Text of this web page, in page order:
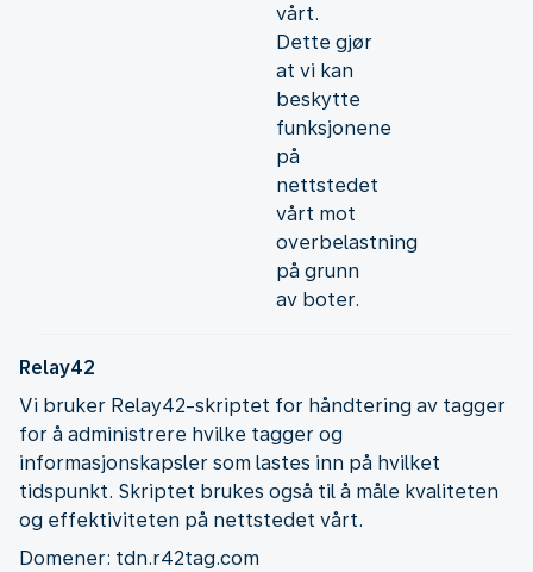
vårt.
Dette gjør
at vi kan
beskytte
funksjonene
på
nettstedet
vårt mot
overbelastning
på grunn
av boter.
Relay42
Vi bruker Relay42-skriptet for håndtering av tagger
for å administrere hvilke tagger og
informasjonskapsler som lastes inn på hvilket
tidspunkt. Skriptet brukes også til å måle kvaliteten
og effektiviteten på nettstedet vårt.
Domener: tdn.r42tag.com